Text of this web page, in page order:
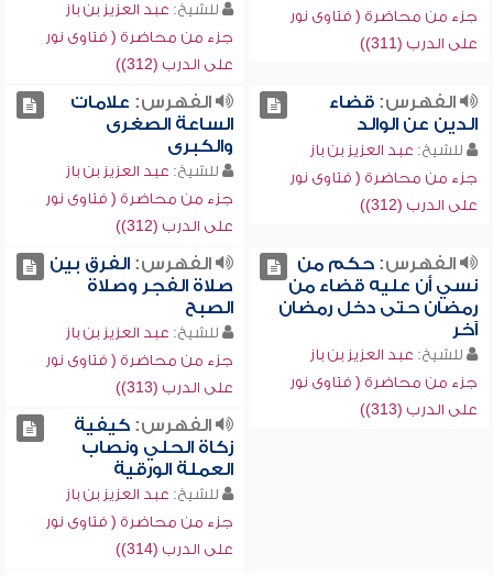
جزء من محاضرة ( فتاوى نور
على الدرب (311))
للشيخ: عبد العزيز بن باز
جزء من محاضرة ( فتاوى نور
على الدرب (312))
الفهرس:قضاء
الدين عن الوالد
للشيخ: عبد العزيز بن باز
جزء من محاضرة ( فتاوى نور
على الدرب (312))
الفهرس: علامات
الساعة الصغرى
والكبرى
للشيخ: عبد العزيز بن باز
جزء من محاضرة ( فتاوى نور
على الدرب (312))
الفهرس:حكم من
نسي أن عليه قضاء من
رمضان حتى دخل رمضان
آخر
للشيخ: عبد العزيز بن باز
جزء من محاضرة ( فتاوى نور
على الدرب (313))
الفهرس:الفرق بين
صلاة الفجر وصلاة
الصبح
للشيخ: عبد العزيز بن باز
جزء من محاضرة ( فتاوى نور
على الدرب (313))
الفهرس:كيفية
زكاة الحلي ونصاب
العملة الورقية
للشيخ: عبد العزيز بن باز
جزء من محاضرة ( فتاوى نور
على الدرب (314))